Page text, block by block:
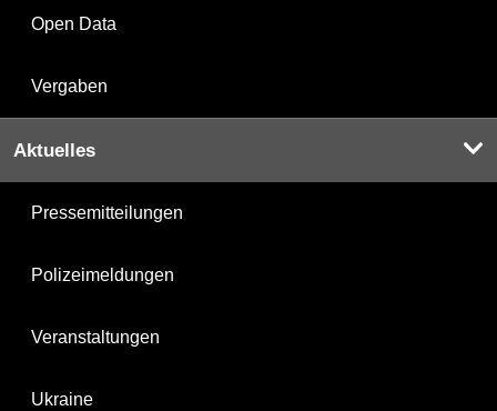
Open Data
Vergaben
Aktuelles
Pressemitteilungen
Polizeimeldungen
Veranstaltungen
Ukraine